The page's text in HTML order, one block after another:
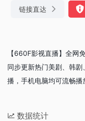
链接直达
【660F影视直播】全网
同步更新热门美剧、韩
播，手机电脑均可流畅
数据统计